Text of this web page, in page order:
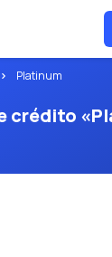
Platinum
crédito